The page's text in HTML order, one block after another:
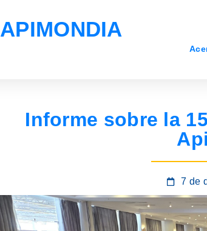
APIMONDIA
Informe sobre la
7 de